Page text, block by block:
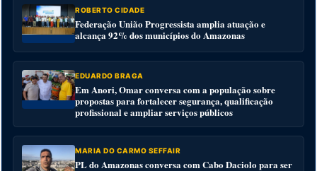
ROBERTO CIDADE
Federação União Progressista amplia atuação e
alcança 92% dos municípios do Amazonas
EDUARDO BRAGA
Em Anori, Omar conversa com a população sobre
propostas para fortalecer segurança, qualificação
profissional e ampliar serviços públicos
MARIA DO CARMO SEFFAIR
PL do Amazonas conversa com Cabo Daciolo para ser